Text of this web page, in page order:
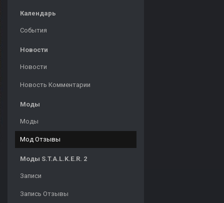
Календарь
События
Новости
Новости
Новость Комментарии
Моды
Моды
Мод Отзывы
Моды S.T.A.L.K.E.R. 2
Записи
Запись Отзывы